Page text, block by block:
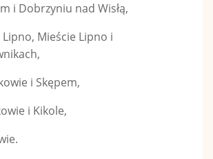
i Dobrzyniu nad Wisłą,
Mieście Lipno i
i Skępem,
i Kikole,